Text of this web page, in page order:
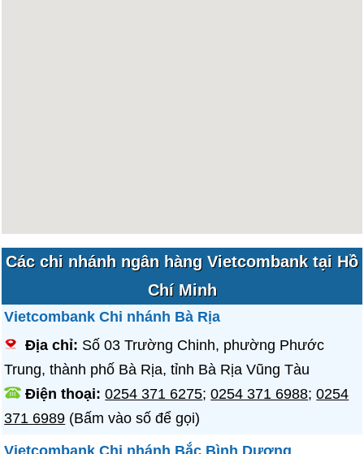
Các chi nhánh ngân hàng Vietcombank tại Hồ
Chí Minh
Vietcombank Chi nhánh Bà Rịa
Địa chỉ: Số 03 Trường Chinh, phường Phước
Trung, thành phố Bà Rịa, tỉnh Bà Rịa Vũng Tàu
Điện thoại:0254 371 6275;0254 371 6988;0254
371 6989 (Bấm vào số để gọi)